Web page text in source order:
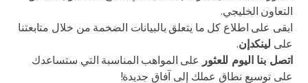
التعاون الخليجي.
ابقى على اطلاع كل ما يتعلق بالبيانات الضخمة من خلال متابعتنا
على لينكدإن.
اتصل بنا اليوم للعثور على المواهب المناسبة التي ستساعدك
على توسيع نطاق عملك إلى آفاق جديدة!